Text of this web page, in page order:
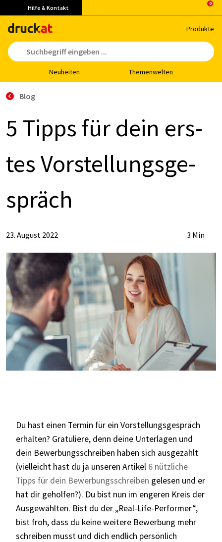
Hilfe & Kontakt
Pro­duk­te
Neu­hei­ten The­men­wel­ten
Blog
5 Tipps für dein ers­
tes Vor­stel­lungs­ge­
spräch
23. August 2022 3 Min
Du hast einen Termin für ein Vorstellungsgespräch
erhalten? Gratuliere, denn deine Unterlagen und
dein Bewerbungsschreiben haben sich ausgezahlt
(vielleicht hast du ja unseren Artikel 6 nützliche
Tipps für dein Bewerbungsschreiben gelesen und er
hat dir geholfen?). Du bist nun im engeren Kreis der
Ausgewählten. Bist du der „Real-Life-Performer“,
bist froh, dass du keine weitere Bewerbung mehr
schreiben musst und dich endlich persönlich